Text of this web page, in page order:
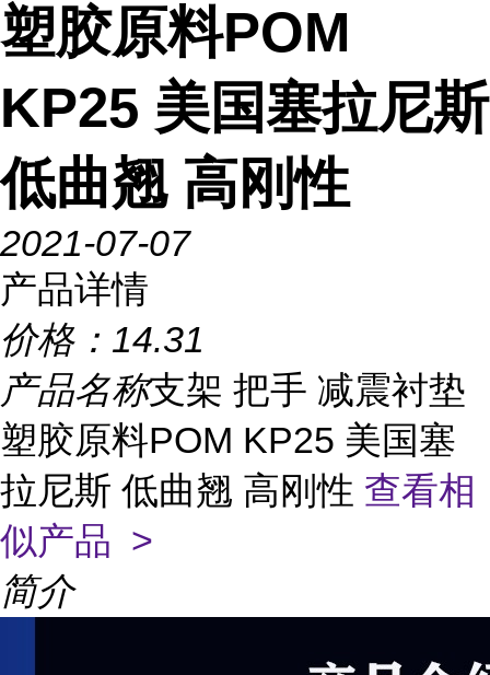
塑胶原料POM
KP25 美国塞拉尼斯
低曲翘 高刚性
2021-07-07
产品详情
价格： 14.31
产品名称支架 把手 减震衬垫
塑胶原料POM KP25 美国塞
拉尼斯 低曲翘 高刚性 查看相
似产品 >
简介